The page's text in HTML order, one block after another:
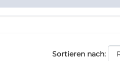
Sortieren nach